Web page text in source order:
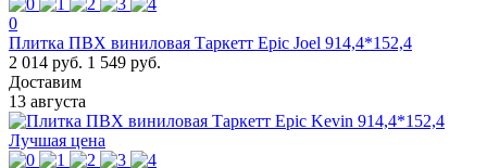
0
Плитка ПВХ виниловая Таркетт Epic Joel 914,4*152,4
2 014 руб. 1 549 руб.
Доставим
13 августа
Лучшая цена